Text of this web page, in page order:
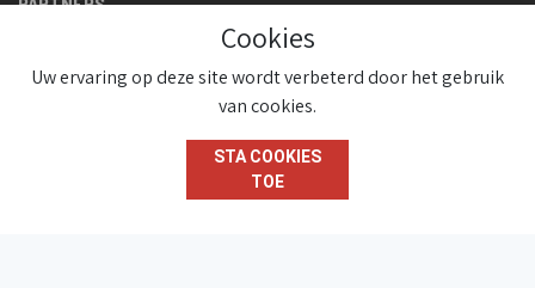
© JazzInBelgium 2026 ( Version 1.1.2)
Cookies
Uw ervaring op deze site wordt verbeterd door het gebruik
van cookies.
STA COOKIES
TOE